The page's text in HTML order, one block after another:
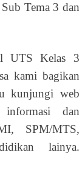
Tema 3 dan
UTS Kelas 3
kami bagikan
kunjungi web
informasi dan
SPM/MTS,
lainya.